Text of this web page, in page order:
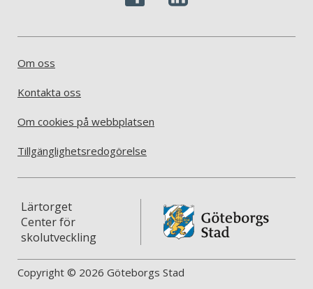
Om oss
Kontakta oss
Om cookies på webbplatsen
Tillgänglighetsredogörelse
Lärtorget
Center för
skolutveckling
Copyright © 2026 Göteborgs Stad